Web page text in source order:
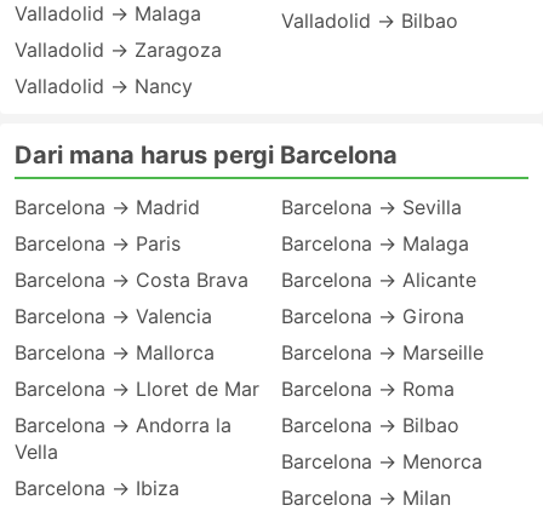
Valladolid → Malaga
Valladolid → Zaragoza
Valladolid → Nancy
Valladolid → Bilbao
Dari mana harus pergi Barcelona
Barcelona → Madrid
Barcelona → Paris
Barcelona → Costa Brava
Barcelona → Valencia
Barcelona → Mallorca
Barcelona → Lloret de Mar
Barcelona → Andorra la
Vella
Barcelona → Ibiza
Barcelona → Sevilla
Barcelona → Malaga
Barcelona → Alicante
Barcelona → Girona
Barcelona → Marseille
Barcelona → Roma
Barcelona → Bilbao
Barcelona → Menorca
Barcelona → Milan